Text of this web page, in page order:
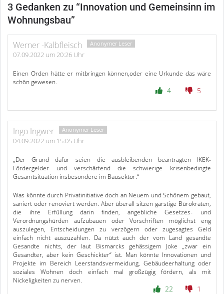
3 Gedanken zu “Innovation und Gemeinsinn im
Wohnungsbau”
Werner -Kalbfleisch
07.09.2022 um 20:26 Uhr
Einen Orden hätte er mitbringen können,oder eine Urkunde das wäre
schön gewesen.
4 5
Ingo Ingwer
04.09.2022 um 15:05 Uhr
„Der Grund dafür seien die ausbleibenden beantragten IKEK-
Fördergelder und verschärfend die schwierige krisenbedingte
Gesamtsituation insbesondere im Bausektor.“
Was könnte durch Privatinitiative doch an Neuem und Schönem gebaut,
saniert oder renoviert werden. Aber überall sitzen garstige Bürokraten,
die ihre Erfüllung darin finden, angebliche Gesetzes- und
Verordnungshürden aufzubauen oder Vorschriften möglichst eng
auszulegen, Entscheidungen zu verzögern oder zugesagtes Geld
einfach nicht auszuzahlen. Da nützt auch der vom Land gesandte
Gesandte nichts, der laut Bismarcks gehässigem Joke „zwar ein
Gesandter, aber kein Geschickter“ ist. Man könnte Innovationen und
Projekte im Bereich Leerstandsvermeidung, Gebäudeerhaltung oder
soziales Wohnen doch einfach mal großzügig fördern, als mit
Nickeligkeiten zu nerven.
22 1